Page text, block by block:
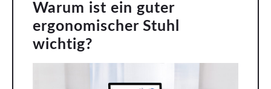
Warum ist ein guter
ergonomischer Stuhl
wichtig?
ist
ein